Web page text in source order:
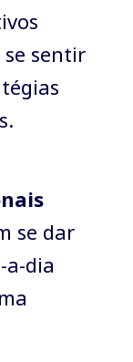
se sentir
se dar
a-dia